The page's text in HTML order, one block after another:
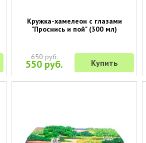
Кружка-хамелеон с глазами
"Проснись и пой" (300 мл)
650 руб.
550 руб. Купить